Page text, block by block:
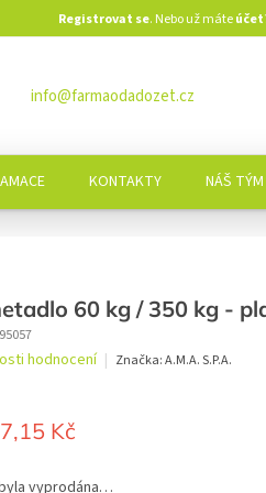
Registrovat se. Nebo už máteúčet
info@farmaodadozet.cz
KONTAKTY NÁŠ TÝM
60 kg / 350 kg -
hodnocení Značka:A.M.A. S.P.A.
Kč
vyprodána…